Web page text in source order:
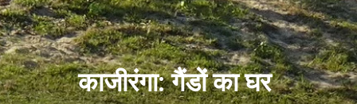
काजीरंगा: गैंडों का घर